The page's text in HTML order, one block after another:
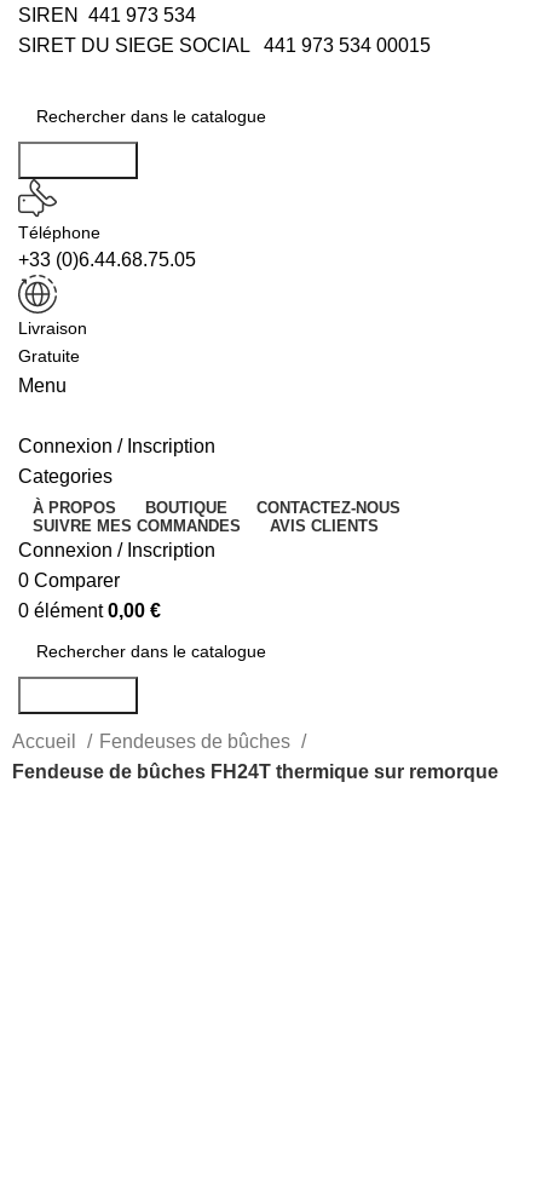
SIREN 441 973 534
SIRET DU SIEGE SOCIAL 441 973 534 00015
Téléphone
+33 (0)6.44.68.75.05
Livraison
Gratuite
Menu
Connexion / Inscription
Categories
À PROPOS BOUTIQUE
CONTACTEZ-NOUS
SUIVRE MES COMMANDES
AVIS CLIENTS
Connexion / Inscription
0 Comparer
0 élément 0,00 €
Accueil
Fendeuses de bûches
Fendeuse de bûches FH24T thermique sur remorque